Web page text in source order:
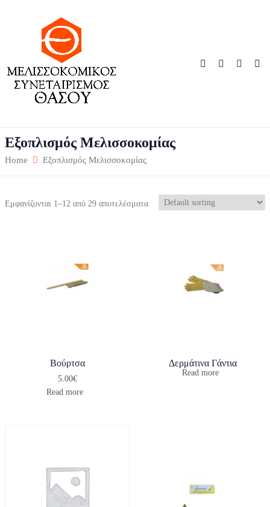
Εξοπλισμός Μελισσοκομίας
Home Εξοπλισμός Μελισσοκομίας
Εμφανίζονται 1–12 από 29 αποτελέσματα
Βούρτσα
5.00€
Read more
Δερμάτινα Γάντια
Read more